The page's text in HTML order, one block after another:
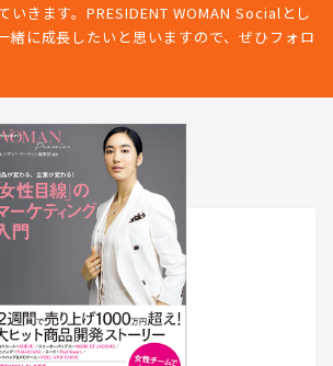
いきます。PRESIDENT WOMAN Socialとし
緒に成長したいと思いますので、ぜひフォロ